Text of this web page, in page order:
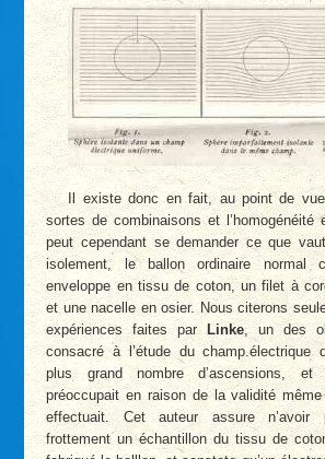
Il existe donc en fait, au point de
sortes de combinaisons et l’homogénéité
peut cependant se demander ce que
isolement, le ballon ordinaire normal
enveloppe en tissu de coton, un filet à
et une nacelle en osier. Nous citerons
expériences faites parLinke, un des
consacré à l’étude du champ.électrique
plus grand nombre d’ascensions,
préoccupait en raison de la validité même
effectuait. Cet auteur assure n’avoir
frottement un échantillon du tissu de